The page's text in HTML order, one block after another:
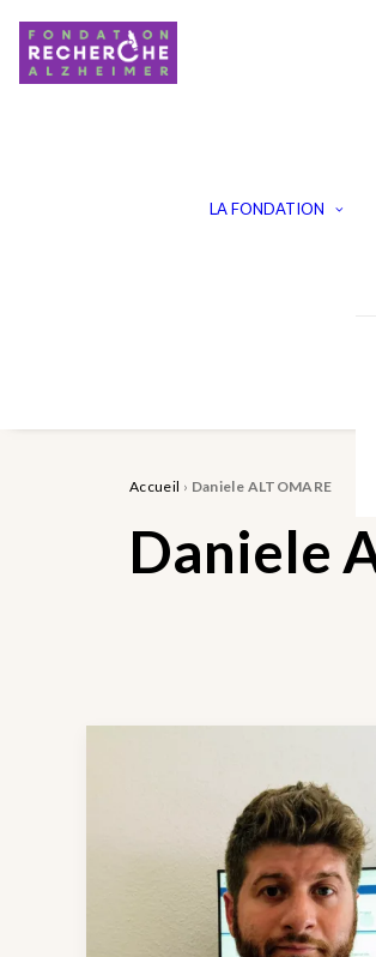
LA FONDATION
Accueil › Daniele ALTOMARE
Daniele